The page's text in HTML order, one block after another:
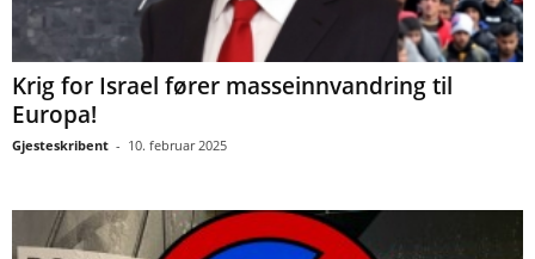
Krig for Israel fører masseinnvandring til
Europa!
Gjesteskribent - 10. februar 2025